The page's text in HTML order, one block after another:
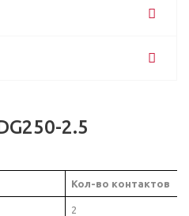
2.5
Кол-во контактов
2